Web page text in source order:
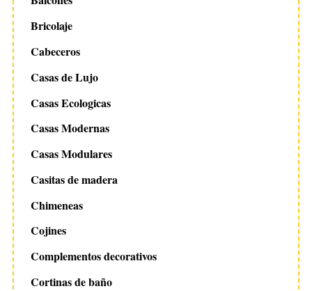
Bricolaje
Cabeceros
Casas de Lujo
Casas Ecologicas
Casas Modernas
Casas Modulares
Casitas de madera
Chimeneas
Cojines
Complementos decorativos
Cortinas de baño